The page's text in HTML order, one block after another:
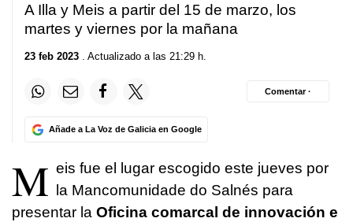
A Illa y Meis a partir del 15 de marzo, los
martes y viernes por la mañana
23 feb 2023 . Actualizado a las 21:29 h.
Añade a La Voz de Galicia en Google
Comentar ·
M eis fue el lugar escogido este jueves por
la Mancomunidade do Salnés para
presentar la Oficina comarcal de innovación e